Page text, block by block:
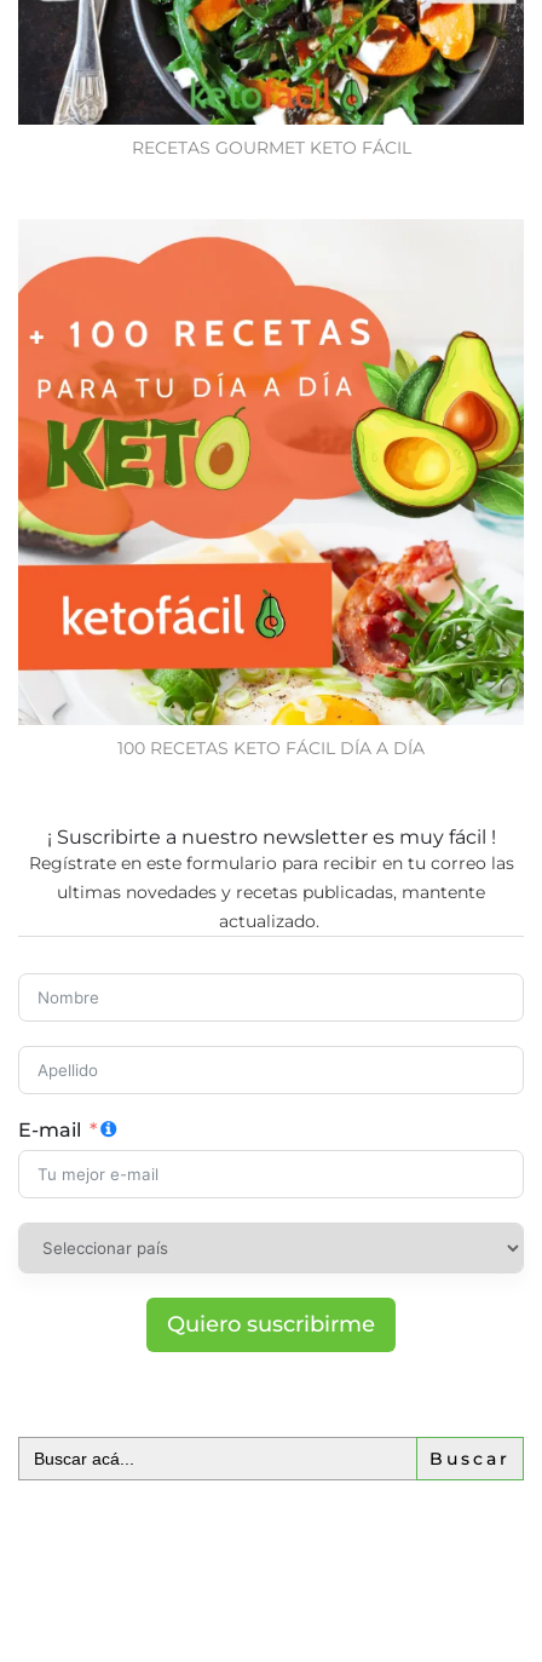
RECETAS GOURMET KETO FÁCIL
100 RECETAS KETO FÁCIL DÍA A DÍA
¡ Suscribirte a nuestro newsletter es muy fácil !
Regístrate en este formulario para recibir en tu correo las
ultimas novedades y recetas publicadas, mantente
actualizado.
E-mail
Quiero suscribirme
Buscar: